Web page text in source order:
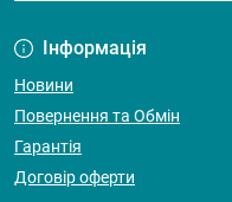
Інформація
Новини
Повернення та Обмін
Гарантія
Договір оферти